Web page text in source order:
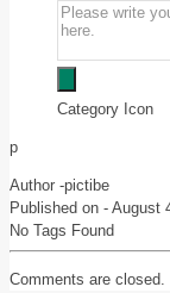
Category Icon
p
Author -pictibe
Published on - August
No Tags Found
Comments are closed.